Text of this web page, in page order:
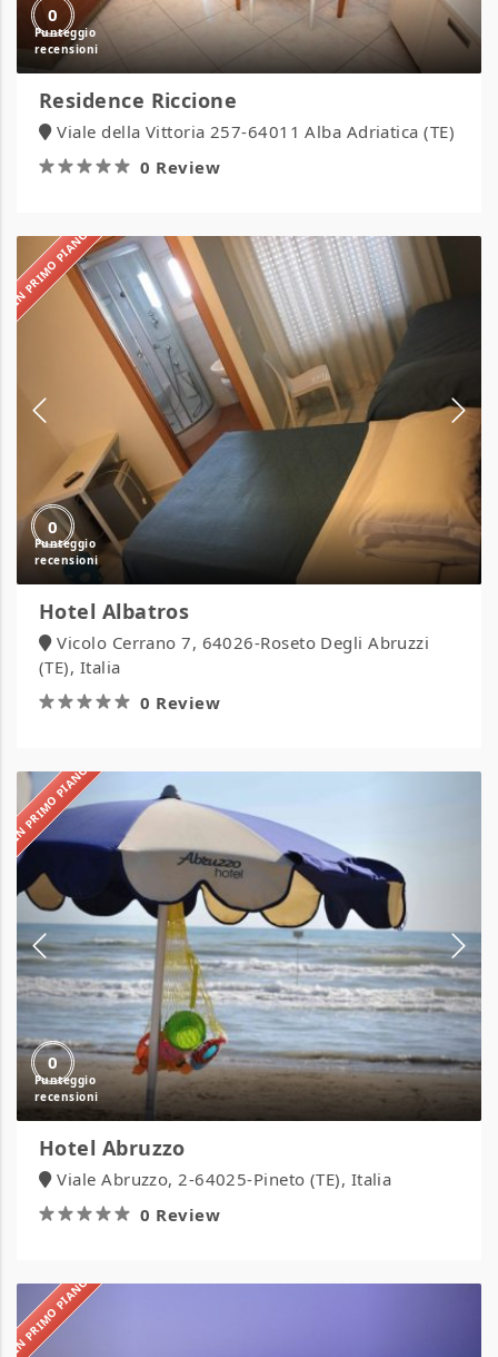
0
Residence Riccione
Viale della Vittoria 257-64011 Alba Adriatica (TE)
0 Review
IN PRIMO PIANO
0
Hotel
Albatros
Hotel Albatros
Vicolo Cerrano 7, 64026-Roseto Degli Abruzzi
(TE), Italia
0 Review
IN PRIMO PIANO
0
Hotel
Abruzzo
Hotel Abruzzo
Viale Abruzzo, 2-64025-Pineto (TE), Italia
0 Review
IN PRIMO PIANO